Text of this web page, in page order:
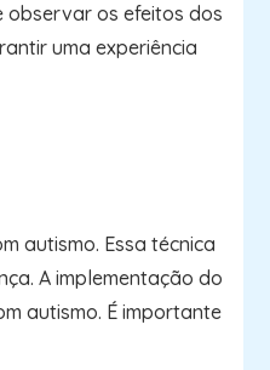
observar os efeitos dos
uma experiência
autismo. Essa técnica
A implementação do
autismo. É importante